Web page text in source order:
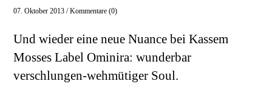
07. Oktober 2013 /Kommentare (0)
Und wieder eine neue Nuance bei Kassem
Mosses Label Ominira: wunderbar
verschlungen-wehmütiger Soul.